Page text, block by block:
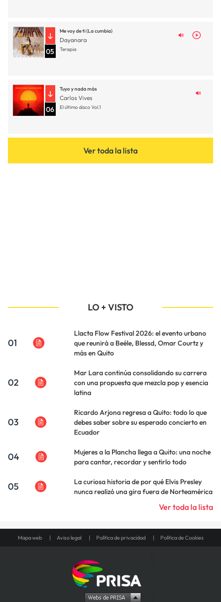
05
Me voy de ti (La cumbia)
Dayanara
Terapia
06
Tuyo y nada más
Carlos Vives
El último disco Vol.1
Ver toda la lista
LO + VISTO
01
Llacta Flow Festival 2026: el evento urbano
que reunirá a Beéle, Blessd, Omar Courtz y
más en Quito
02
Mar Lara continúa consolidando su carrera
con una propuesta que mezcla pop y esencia
latina
03
Ricardo Arjona regresa a Quito: todo lo que
debes saber sobre su esperado concierto en
Ecuador
04
Mujeres a la Plancha llega a Quito: una noche
para cantar, recordar y sentirlo todo
05
La curiosa historia de por qué Elvis Presley
nunca realizó una gira fuera de Norteamérica
Ver toda la lista
Mapa web Aviso legal Política de privacidad Política de Cookies